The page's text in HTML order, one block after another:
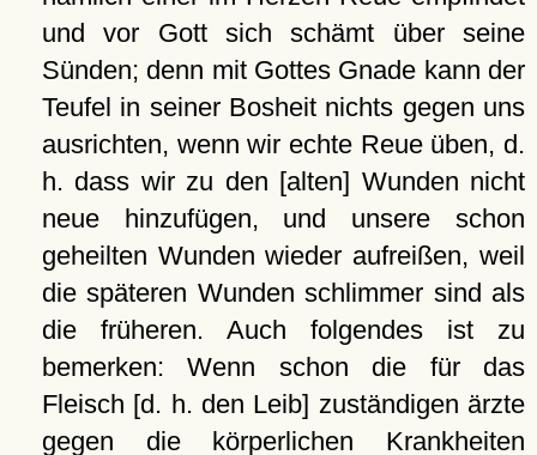
und vor Gott sich schämt über seine
Sünden; denn mit Gottes Gnade kann der
Teufel in seiner Bosheit nichts gegen uns
ausrichten, wenn wir echte Reue üben, d.
h. dass wir zu den [alten] Wunden nicht
neue hinzufügen, und unsere schon
geheilten Wunden wieder aufreißen, weil
die späteren Wunden schlimmer sind als
die früheren. Auch folgendes ist zu
bemerken: Wenn schon die für das
Fleisch [d. h. den Leib] zuständigen ärzte
gegen die körperlichen Krankheiten